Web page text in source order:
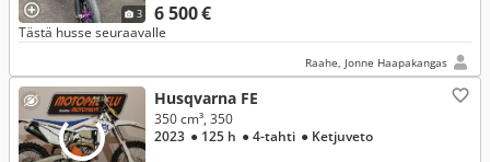
3 6 500 €
Tästä husse seuraavalle
Raahe, Jonne Haapakangas
Husqvarna FE
350 cm³, 350
2023 ● 125 h ● 4-tahti ● Ketjuveto